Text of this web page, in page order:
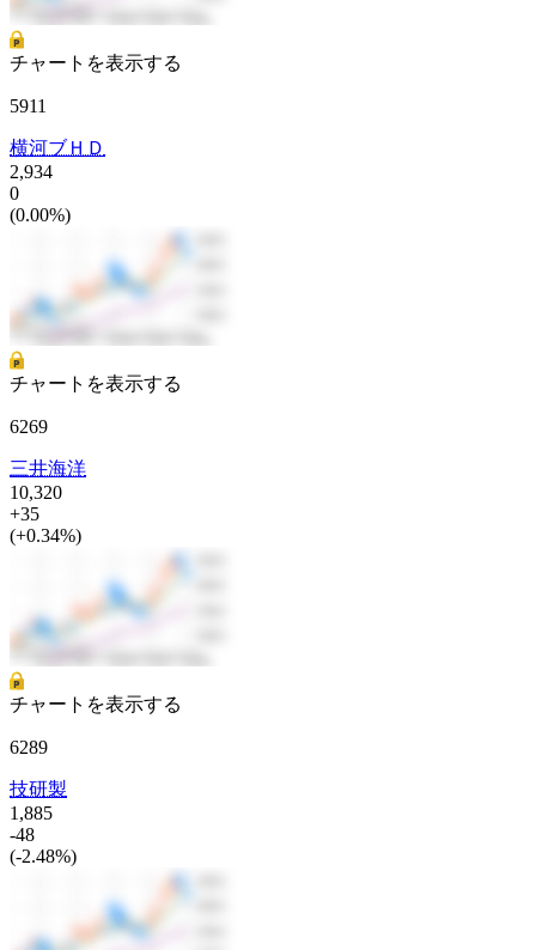
チャートを表示する
5911
横河ブＨＤ
2,934
0
(0.00%)
チャートを表示する
6269
三井海洋
10,320
+35
(+0.34%)
チャートを表示する
6289
技研製
1,885
-48
(-2.48%)